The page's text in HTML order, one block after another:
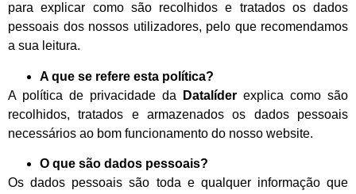
para explicar como são recolhidos e tratados os dados
pessoais dos nossos utilizadores, pelo que recomendamos
a sua leitura.
A que se refere esta política?
A política de privacidade da Datalíder explica como são
recolhidos, tratados e armazenados os dados pessoais
necessários ao bom funcionamento do nosso website.
O que são dados pessoais?
Os dados pessoais são toda e qualquer informação que